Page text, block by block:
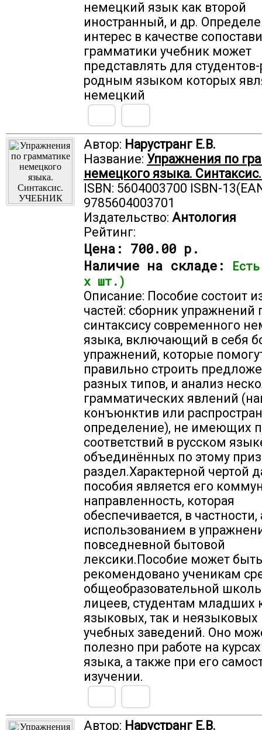
немецкий язык как второй
иностранный, и др.
интерес в качестве
грамматики учебник может
представлять для студентов-
родным языком которых
немецкий
Автор: Нарустранг Е.В.
Название: Упражнения по
немецкого языка.
ISBN: 5604003700 ISBN-
9785604003701
Издательство: Антология
Рейтинг:
Цена: 700.00 р.
Наличие на складе:
х шт.)
Описание: Пособие состоит
частей: сборник упражнений
синтаксису современного
языка, включающий в себя
упражнений, которые
правильно строить
разных типов, и анализ
грамматических явлений
конъюнктив или
определение), не имеющих
соответствий в русском
объединённых по этому
раздел.Характерной чертой
пособия является его
направленность, которая
обеспечивается, в
использованием в
повседневной бытовой
лексики.Пособие может быть
рекомендовано ученикам
общеобразовательной
лицеев, студентам младших
языковых, так и
учебных заведений. Оно
полезно при работе на
языка, а также при его
изучении.
Автор: Нарустранг Е.В.